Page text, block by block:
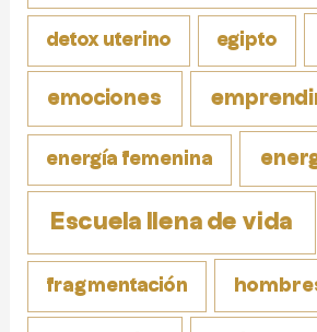
detox uterino egipto
emociones
energía femenina
Escuela llena de vida
fragmentación